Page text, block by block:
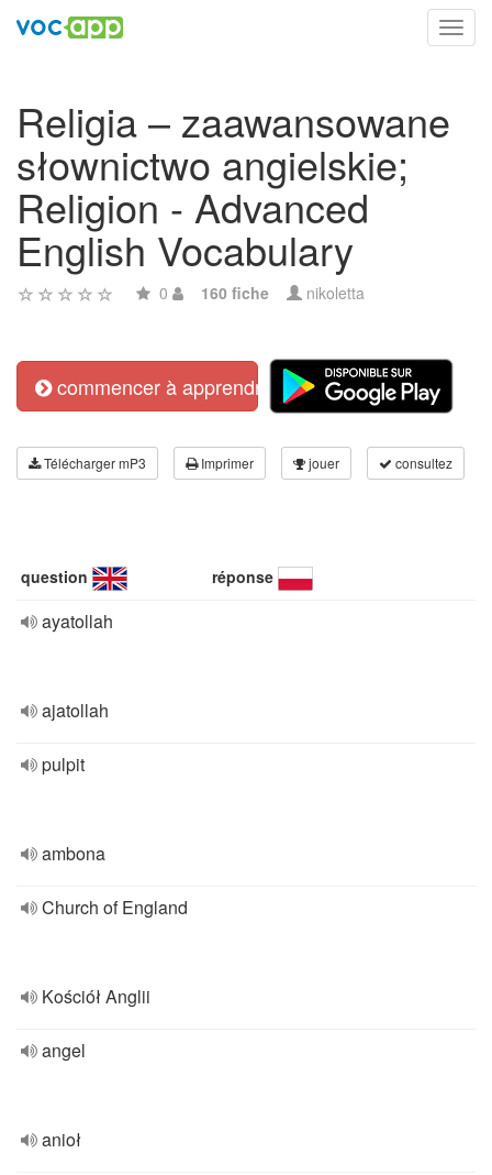
Religia – zaawansowane
słownictwo angielskie;
Religion - Advanced
English Vocabulary
0 160 fiche nikoletta
commencer à apprendre
Télécharger mP3 Imprimer jouer consultez
question réponse
ayatollah
ajatollah
pulpit
ambona
Church of England
Kościół Anglii
angel
anioł